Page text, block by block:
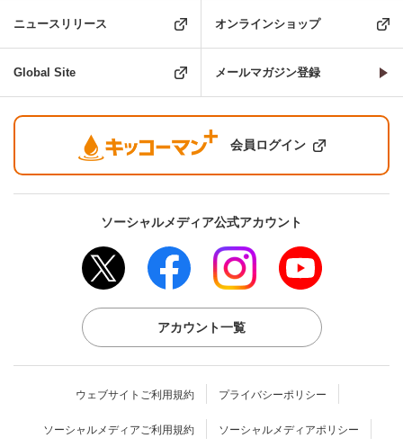
ニュースリリース オンラインショップ
Global Site メールマガジン登録
会員ログイン
ソーシャルメディア公式アカウント
アカウント一覧
ウェブサイトご利用規約 プライバシーポリシー
ソーシャルメディアご利用規約 ソーシャルメディアポリシー